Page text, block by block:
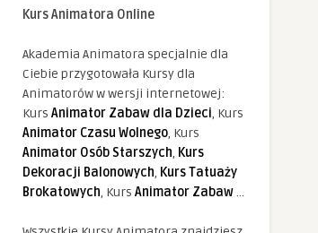
Kurs Animatora Online
Akademia Animatora specjalnie dla
Ciebie przygotowała Kursy dla
Animatorów w wersji internetowej:
Kurs Animator Zabaw dla Dzieci, Kurs
Animator Czasu Wolnego, Kurs
Animator Osób Starszych, Kurs
Dekoracji Balonowych, Kurs Tatuaży
Brokatowych, Kurs Animator Zabaw...